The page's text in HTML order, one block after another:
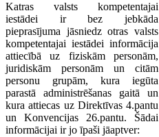
Katras valsts kompetentajai
iestādei ir bez jebkāda
pieprasījuma jāsniedz otras valsts
kompetentajai iestādei informācija
attiecībā uz fiziskām personām,
juridiskām personām un citām
personu grupām, kura iegūta
parastā administrēšanas gaitā un
kura attiecas uz Direktīvas 4.pantu
un Konvencijas 26.pantu. Šādai
informācijai ir jo īpaši jāaptver: